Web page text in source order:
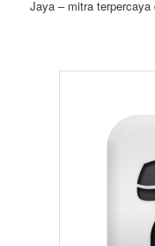
Jaya – mitra terpercaya